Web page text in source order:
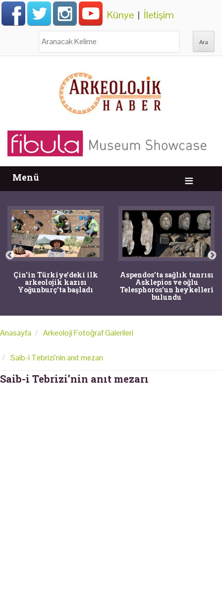
Künye | İletişim
Menü
Çin'in Türkiye'deki ilk
arkeolojik kazısı
Yoğunburç'ta başladı
Aspendos'ta sağlık tanrısı
Asklepios ve oğlu
Telesphoros'un heykelleri
bulundu
Anasayfa Arkeoloji Fotoğraf Galerileri
Saib-i Tebrizi’nin anıt mezarı
Saib-i Tebrizi’nin anıt mezarı